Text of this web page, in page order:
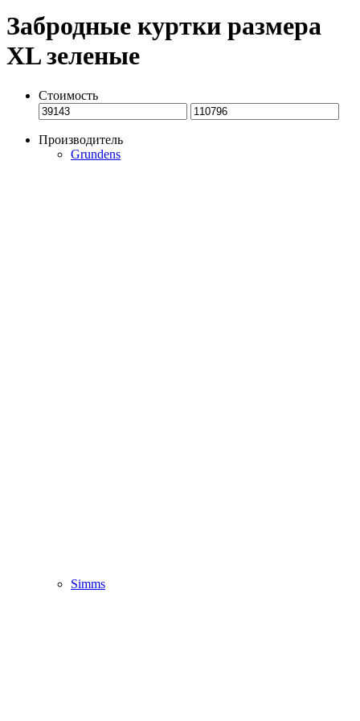
Забродные куртки размера
XL зеленые
Стоимость
Производитель
Grundens
Simms